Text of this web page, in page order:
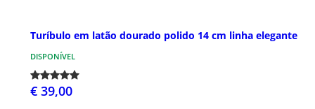
Turíbulo em latão dourado polido 14 cm linha elegante
DISPONÍVEL
€ 39,00